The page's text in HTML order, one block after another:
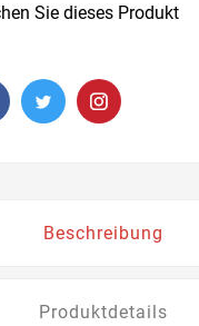
Sie dieses Produkt
Beschreibung
Produktdetails